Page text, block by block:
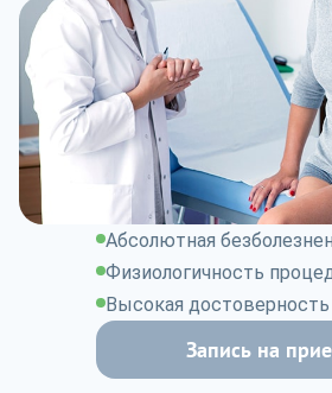
Абсолютная
Физиологичность
Высокая
Запись на